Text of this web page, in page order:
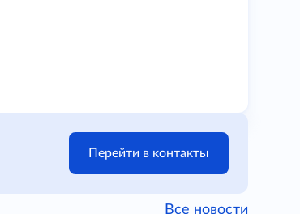
Перейти в контакты
Все новости